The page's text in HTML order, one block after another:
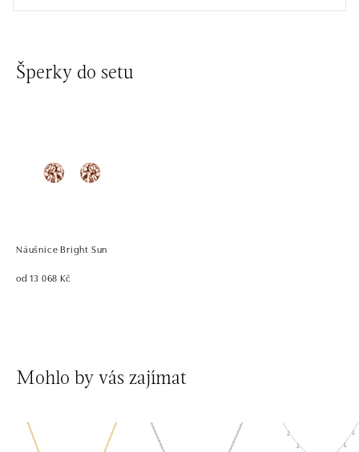
Šperky do setu
Náušnice Bright Sun
od 13 068 Kč
Mohlo by vás zajímat